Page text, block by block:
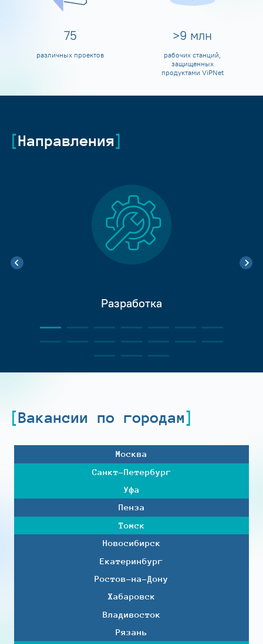
80
различных проектов
>10 млн
рабочих станций,
защищенных
продуктами ViPNet
Направления
Разработка
Вакансии по городам
Москва
Санкт-Петербург
Уфа
Пенза
Томск
Новосибирск
Екатеринбург
Ростов-на-Дону
Хабаровск
Владивосток
Рязань